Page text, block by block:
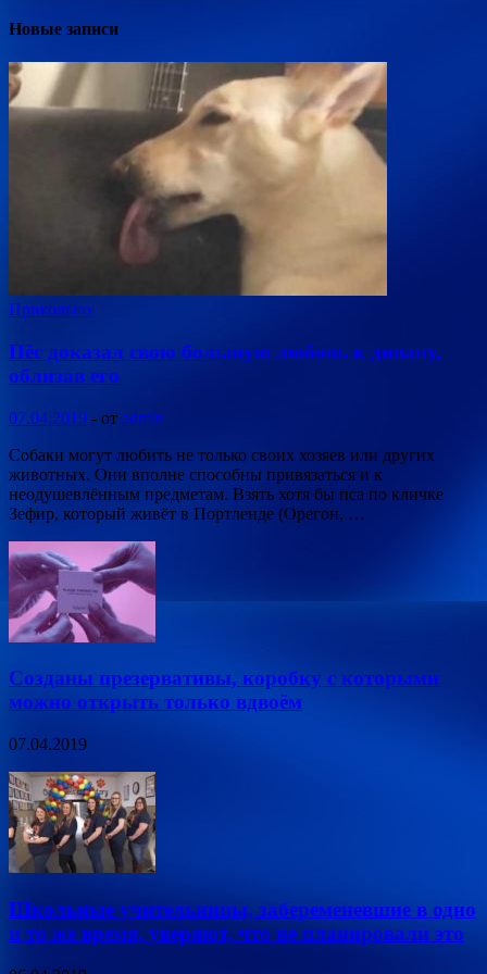
Новые записи
Прикольно
Пёс доказал свою большую любовь к дивану,
облизав его
07.04.2019 - от admin
Собаки могут любить не только своих хозяев или других
животных. Они вполне способны привязаться и к
неодушевлённым предметам. Взять хотя бы пса по кличке
Зефир, который живёт в Портленде (Орегон, …
Созданы презервативы, коробку с которыми
можно открыть только вдвоём
07.04.2019
Школьные учительницы, забеременевшие в одно
и то же время, уверяют, что не планировали это